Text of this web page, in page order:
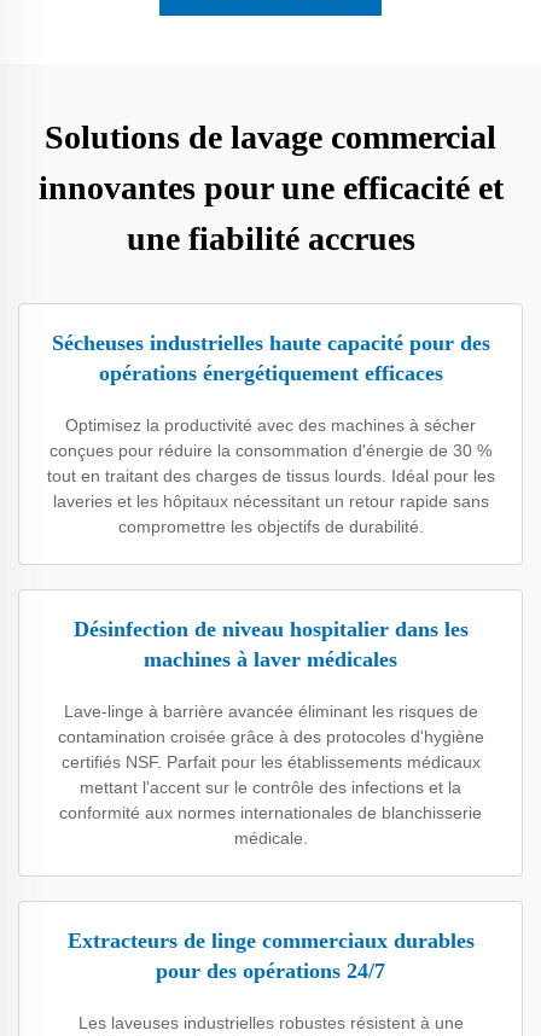
Solutions de lavage commercial
innovantes pour une efficacité et
une fiabilité accrues
Sécheuses industrielles haute capacité pour des
opérations énergétiquement efficaces
Optimisez la productivité avec des machines à sécher
conçues pour réduire la consommation d'énergie de 30 %
tout en traitant des charges de tissus lourds. Idéal pour les
laveries et les hôpitaux nécessitant un retour rapide sans
compromettre les objectifs de durabilité.
Désinfection de niveau hospitalier dans les
machines à laver médicales
Lave-linge à barrière avancée éliminant les risques de
contamination croisée grâce à des protocoles d'hygiène
certifiés NSF. Parfait pour les établissements médicaux
mettant l'accent sur le contrôle des infections et la
conformité aux normes internationales de blanchisserie
médicale.
Extracteurs de linge commerciaux durables
pour des opérations 24/7
Les laveuses industrielles robustes résistent à une